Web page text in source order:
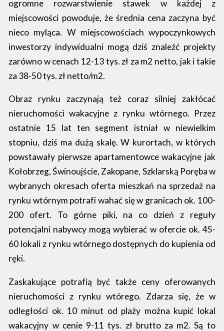
ogromne rozwarstwienie stawek w każdej z
miejscowości powoduje, że średnia cena zaczyna być
nieco myląca. W miejscowościach wypoczynkowych
inwestorzy indywidualni mogą dziś znaleźć projekty
zarówno w cenach 12-13 tys. zł za m2 netto, jak i takie
za 38-50 tys. zł netto/m2.
Obraz rynku zaczynają też coraz silniej zakłócać
nieruchomości wakacyjne z rynku wtórnego. Przez
ostatnie 15 lat ten segment istniał w niewielkim
stopniu, dziś ma dużą skalę. W kurortach, w których
powstawały pierwsze apartamentowce wakacyjne jak
Kołobrzeg, Świnoujście, Zakopane, Szklarską Poręba w
wybranych okresach oferta mieszkań na sprzedaż na
rynku wtórnym potrafi wahać się w granicach ok. 100-
200 ofert. To górne piki, na co dzień z reguły
potencjalni nabywcy mogą wybierać w ofercie ok. 45-
60 lokali z rynku wtórnego dostępnych do kupienia od
ręki.
Zaskakujące potrafią być także ceny oferowanych
nieruchomości z rynku wtórego. Zdarza się, że w
odległości ok. 10 minut od plaży można kupić lokal
wakacyjny w cenie 9-11 tys. zł brutto za m2. Są to